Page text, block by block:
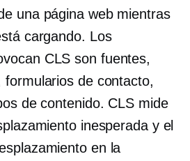
una página web mientras
cargando. Los
CLS son fuentes,
de contacto,
de contenido. CLS mide
inesperada y el
en la